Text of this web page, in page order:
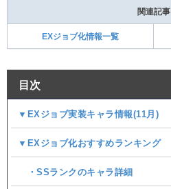
関連記事
EXジョブ化情報一覧
目次
▼EXジョブ実装キャラ情報(11月)
▼EXジョブ化おすすめランキング
・SSランクのキャラ詳細